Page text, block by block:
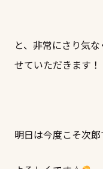
と、非常にさり気
せていただきます！
明日は今度こそ次郎